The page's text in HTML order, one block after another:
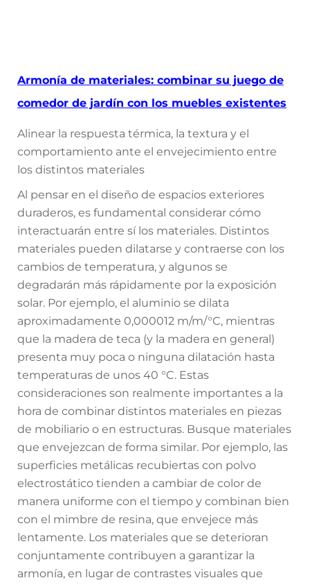
Armonía de materiales: combinar su juego de
comedor de jardín con los muebles existentes
Alinear la respuesta térmica, la textura y el
comportamiento ante el envejecimiento entre
los distintos materiales
Al pensar en el diseño de espacios exteriores
duraderos, es fundamental considerar cómo
interactuarán entre sí los materiales. Distintos
materiales pueden dilatarse y contraerse con los
cambios de temperatura, y algunos se
degradarán más rápidamente por la exposición
solar. Por ejemplo, el aluminio se dilata
aproximadamente 0,000012 m/m/°C, mientras
que la madera de teca (y la madera en general)
presenta muy poca o ninguna dilatación hasta
temperaturas de unos 40 °C. Estas
consideraciones son realmente importantes a la
hora de combinar distintos materiales en piezas
de mobiliario o en estructuras. Busque materiales
que envejezcan de forma similar. Por ejemplo, las
superficies metálicas recubiertas con polvo
electrostático tienden a cambiar de color de
manera uniforme con el tiempo y combinan bien
con el mimbre de resina, que envejece más
lentamente. Los materiales que se deterioran
conjuntamente contribuyen a garantizar la
armonía, en lugar de contrastes visuales que